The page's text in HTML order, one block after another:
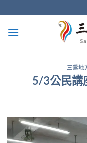
to
content
三鶯地
5/3公民講